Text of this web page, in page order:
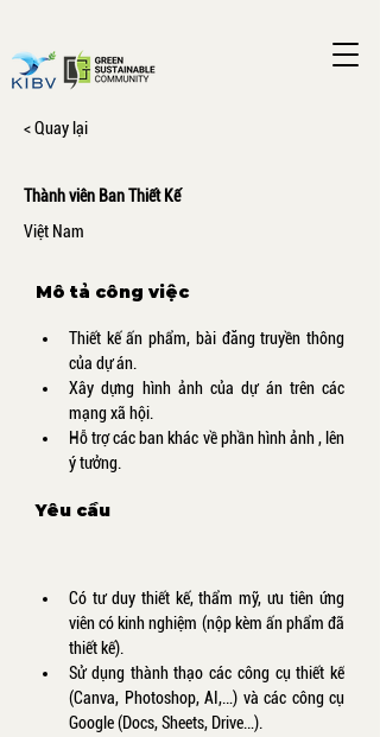
< Quay lại
Thành viên Ban Thiết Kế
Việt Nam
Mô tả công việc
Thiết kế ấn phẩm, bài đăng truyền thông
của dự án.
Xây dựng hình ảnh của dự án trên các
mạng xã hội.
Hỗ trợ các ban khác về phần hình ảnh , lên
ý tưởng.
Yêu cầu
Có tư duy thiết kế, thẩm mỹ, ưu tiên ứng
viên có kinh nghiệm (nộp kèm ấn phẩm đã
thiết kế).
Sử dụng thành thạo các công cụ thiết kế
(Canva, Photoshop, AI,…) và các công cụ
Google (Docs, Sheets, Drive…).